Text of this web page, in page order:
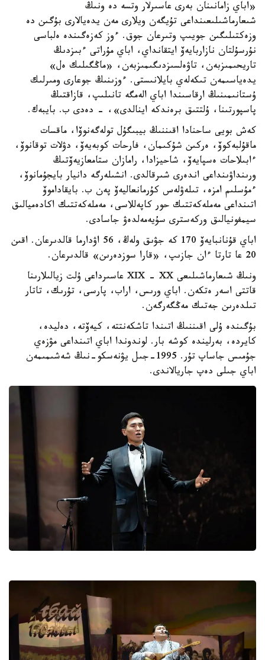
«اباي زامانىنان بەرى عاسىرلار وتسە دە ونىڭ
شىعارماشىلىعىنداعى تۇيگەن ويلارى مەن يدەيالارى بۇگىن دە
وزەكتىلىگىن جويىپ وتىرعان جوق. ءوز كەزەگىندە ەلباسى
نۇرسۇلتان نازاربايەۆ ايتقانداي، اباي مۇراتى ءبىزدىڭ
تاريحىمىزبەن، تاۋەلسىزدىگىمىزبەن، «ماڭگىلىك ەل»
يدەياسىمەن تىكەلەي بايلانىستى. ءوزىنىڭ جوعارى ومىرلىك
ۇستانىمىنىڭ ارقاسىندا اباي الەمگە تانىلىپ، قازاقتىڭ
پاسپورتىنا، ۇلتتىق برەندكە اينالدى»، - دەدى ب. بايبەك.
كەش بويى ساحنادا اقىننىڭ بيبىگۇل تولەگەنوۆا، ماقسات
ماقۇلبەكوۆ، ەركىن شۇكىمان، فارحات كوبەيەۆ، دۋلات توقانوۆ،
ءابىلاحات ەسپايەۆ، شاحيزادا، رامازان ستامعازيەۆتىڭ
ورىنداۋىنداعى اندەرى شىرقالدى. انشىلەرگە دانيار بايجۇمانوۆ،
ءمۇسلىم امزە، تىلەۋلەس كۇرمانعاليەۆ پەن ب. بايقاداموۆ
اتىنداعى مەملەكەتتىك حور كاپەللاسى، مەملەكەتتىك اكادەميالىق
سيمفونيالىق وركەسترى سۇيەمەلدەۋ جاسادى.
اباي قۇنانبايەۆ 170 كە جۋىق ولەڭ، 56 اۋدارما قالدىرعان. اقىن
20 عا تارتا ءان جازىپ، «قارا سوزدەرىن» قالدىرعان.
ونىڭ شىعارماشىلىعى XIX - XX عاسىرداعى ۇلت زيالىلارىنا
قاتتى اسەر ەتكەن. اباي ورىس، اراب، پارسى، تۇرىك، تاتار
تىلدەرىن جەتىك مەڭگەرگەن.
بۇگىندە ۇلى اقىننىڭ اتىندا تاشكەنتتە، كيەۆتە، دەليدە،
كايردە، بەرليندە كوشە بار. لوندوندا اباي اتىنداعى مۋزەي
جۇمىس جاساپ تۇر. 1995-جىل يۋنەسكو-نىڭ شەشىمىمەن
اباي جىلى دەپ جاريالاندى.